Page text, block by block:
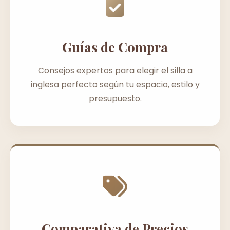
Guías de Compra
Consejos expertos para elegir el silla a
inglesa perfecto según tu espacio, estilo y
presupuesto.